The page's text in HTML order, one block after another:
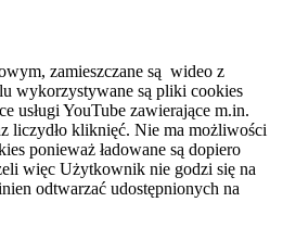
zamieszczane są wideo z
wykorzystywane są pliki cookies
usługi YouTube zawierające m.in.
liczydło kliknięć. Nie ma możliwości
ponieważ ładowane są dopiero
więc Użytkownik nie godzi się na
odtwarzać udostępnionych na